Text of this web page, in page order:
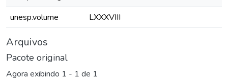
unesp.volume
LXXXVIII
Arquivos
Pacote original
Agora exibindo 1 - 1 de 1